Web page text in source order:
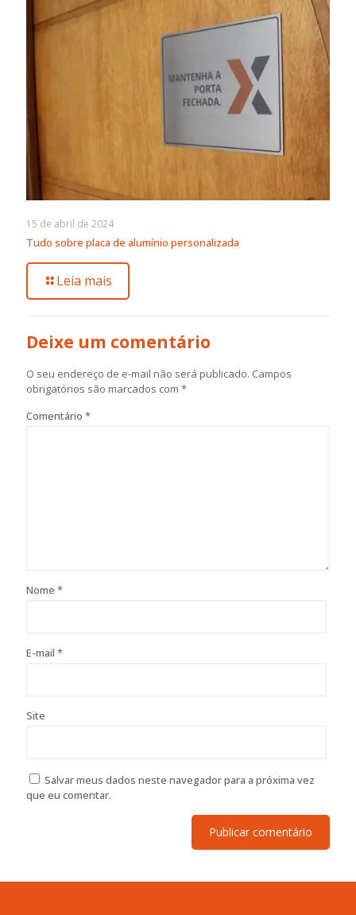
15 de abril de 2024
Tudo sobre placa de alumínio personalizada
Leia mais
Deixe um comentário
O seu endereço de e-mail não será publicado. Campos
obrigatórios são marcados com *
Comentário *
Nome *
E-mail *
Site
Salvar meus dados neste navegador para a próxima vez
que eu comentar.